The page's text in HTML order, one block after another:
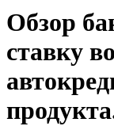
Обзор
ставку